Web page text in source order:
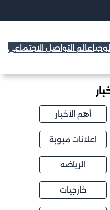
عالم التواصل الاجتماعي
أهم الأخبار
اعلانات مبوبة
الرياضه
خارجيات